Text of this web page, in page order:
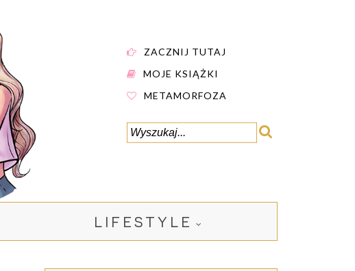
ZACZNIJ TUTAJ
MOJE KSIĄŻKI
METAMORFOZA
LIFESTYLE